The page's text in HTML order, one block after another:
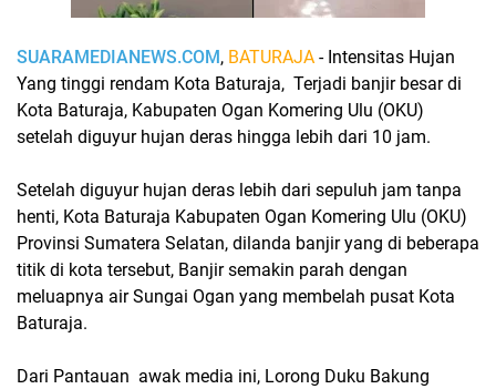
SUARAMEDIANEWS.COM , BATURAJA - Intensitas Hujan
Yang tinggi rendam Kota Baturaja, Terjadi banjir besar di
Kota Baturaja, Kabupaten Ogan Komering Ulu (OKU)
setelah diguyur hujan deras hingga lebih dari 10 jam.
Setelah diguyur hujan deras lebih dari sepuluh jam tanpa
henti, Kota Baturaja Kabupaten Ogan Komering Ulu (OKU)
Provinsi Sumatera Selatan, dilanda banjir yang di beberapa
titik di kota tersebut, Banjir semakin parah dengan
meluapnya air Sungai Ogan yang membelah pusat Kota
Baturaja.
Dari Pantauan awak media ini, Lorong Duku Bakung